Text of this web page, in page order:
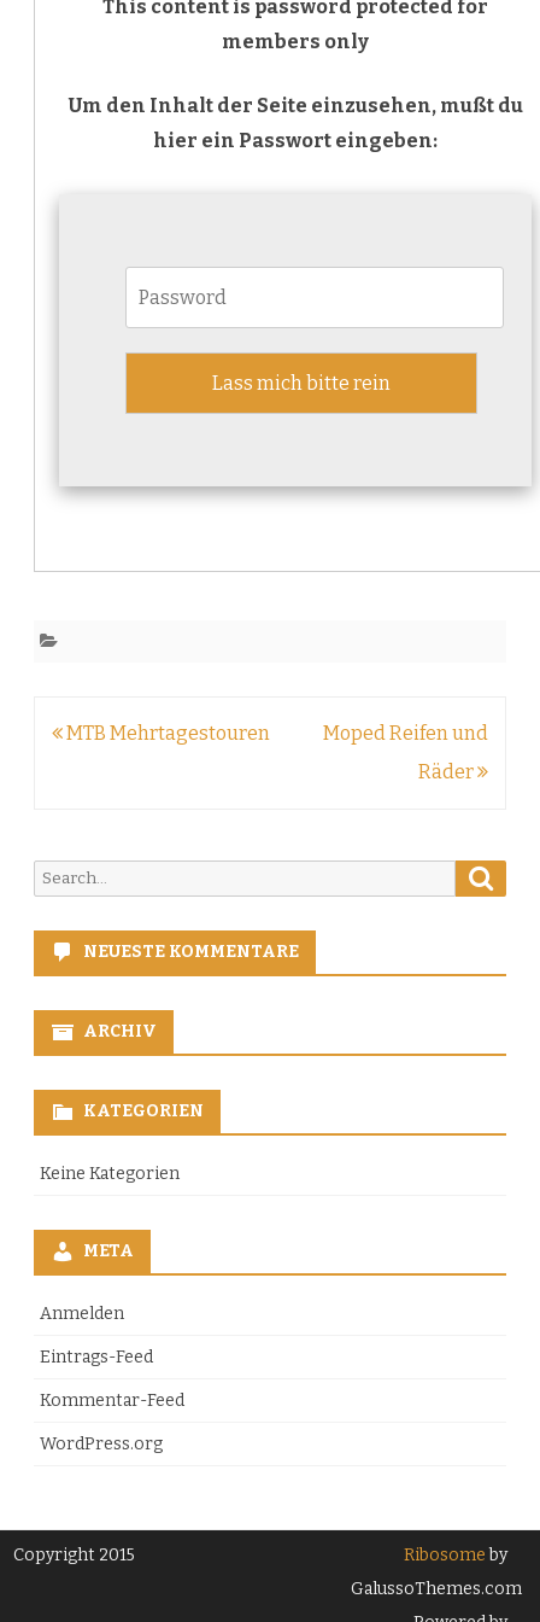
This content is password protected for
members only
Um den Inhalt der Seite einzusehen, mußt du
hier ein Passwort eingeben:
Beitragsnavigation
MTB Mehrtagestouren
Moped Reifen und
Räder
Search
for:
NEUESTE KOMMENTARE
ARCHIV
KATEGORIEN
Keine Kategorien
META
Anmelden
Eintrags-Feed
Kommentar-Feed
WordPress.org
Copyright 2015 Ribosomeby
GalussoThemes.com